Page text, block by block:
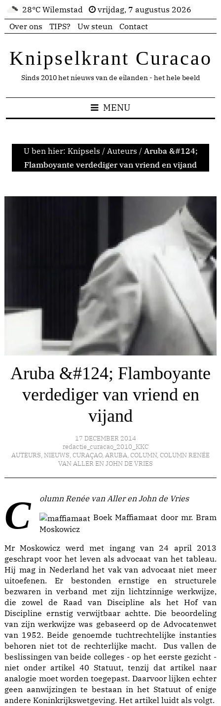
28°C Wilemstad
vrijdag, 7 augustus 2026
Over ons
TIPS? Uw steun Contact
Knipselkrant Curacao
Sinds 2010 het nieuws van de eilanden - het hele beeld
MENU
U ben hier: Knipsels / Auteurs / Aruba &#124;
Flamboyante verdediger van vriend en vijand
Aruba &#124; Flamboyante
verdediger van vriend en
vijand
17 DECEMBER 2014
redactie_curacao_2010_KKC
AUTEURS, NIEUWS, CURAÇAO, ARUBA, COLUMN, COLUMN RENÉE
VAN ALLER EN JOHN DE VRIES
Column Renée van Aller en John de Vries
Boek Maffiamaat door mr. Bram
Moskowicz
Mr Moskowicz werd met ingang van 24 april 2013
geschrapt voor het leven als advocaat van het tableau.
Hij mag in Nederland het vak van advocaat niet meer
uitoefenen. Er bestonden ernstige en structurele
bezwaren in verband met zijn lichtzinnige werkwijze,
die zowel de Raad van Discipline als het Hof van
Discipline ernstig verwijtbaar achtte. Die beoordeling
van zijn werkwijze was gebaseerd op de Advocatenwet
van 1952. Beide genoemde tuchtrechtelijke instanties
behoren niet tot de rechterlijke macht. Dus vallen de
beslissingen van beide colleges - op het eerste gezicht -
niet onder artikel 40 Statuut, tenzij dat artikel naar
analogie moet worden toegepast. Daarvoor lijken echter
geen aanwijzingen te bestaan in het Statuut of enige
andere Koninkrijkswetgeving. Het artikel luidt als volgt.